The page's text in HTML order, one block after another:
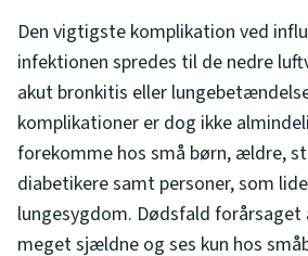
Den vigtigste komplikation ved
infektionen spredes til de nedre
akut bronkitis eller
komplikationer er dog ikke
forekomme hos små børn, ældre,
diabetikere samt personer, som
lungesygdom. Dødsfald forårsaget
meget sjældne og ses kun hos